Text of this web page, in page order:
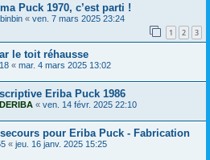
Puck 1970, c’est parti !
« ven. 7 mars 2025 23:24
1 2 3
le toit réhausse
« mar. 4 mars 2025 13:02
Eriba Puck 1986
« ven. 14 févr. 2025 22:10
pour Eriba Puck - Fabrication
« jeu. 16 janv. 2025 15:25